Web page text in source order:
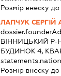
Розмір внеску
ЛАПЧУК СЕРГІЙ
ВІННИЦЬКИЙ Р-
БУДИНОК 4,
Розмір внеску